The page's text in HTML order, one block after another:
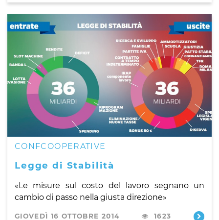
CONFCOOPERATIVE
Legge di Stabilità
«Le misure sul costo del lavoro segnano un
cambio di passo nella giusta direzione»
GIOVEDÌ 16 OTTOBRE 2014 1623